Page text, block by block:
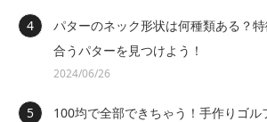
パターのネック形状は何種類ある？
合うパターを見つけよう！
2024/06/26
100均で全部できちゃう！手作りゴ